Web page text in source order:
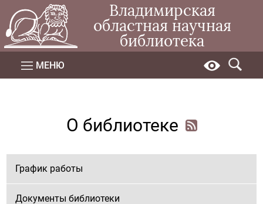
Владимирская
областная научная
библиотека
МЕНЮ
О библиотеке
График работы
Документы библиотеки